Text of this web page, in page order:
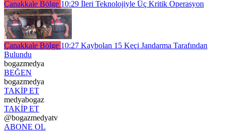
Çanakkale Bölge 10:29 İleri Teknolojiyle Üç Kritik Operasyon
Çanakkale Bölge 10:27 Kaybolan 15 Keçi Jandarma Tarafından
Bulundu
bogazmedya
BEĞEN
bogazmedya
TAKİP ET
medyabogaz
TAKİP ET
@bogazmedyatv
ABONE OL